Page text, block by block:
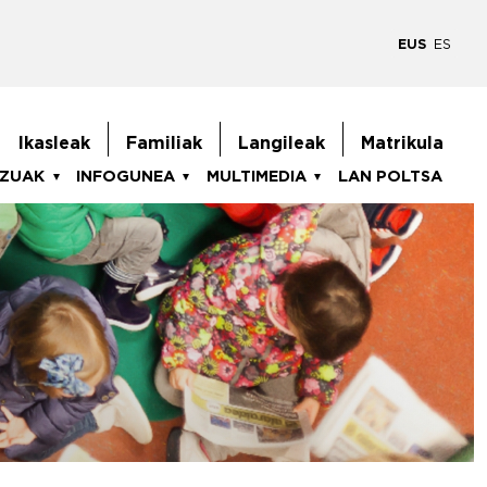
EUS ES
goiburukoMenua
Ikasleak Familiak Langileak Matrikula
INFOGUNEA MULTIMEDIA LAN POLTSA